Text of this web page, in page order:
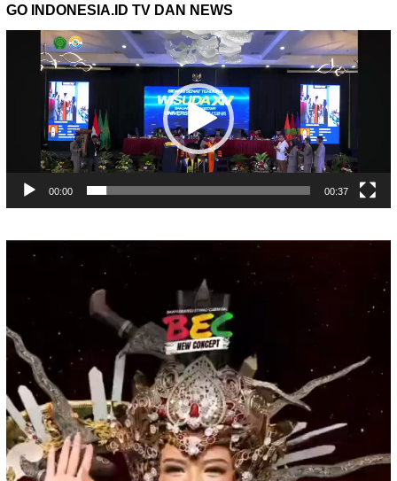
GO INDONESIA.ID TV DAN NEWS
Pemutar
00:00 00:37